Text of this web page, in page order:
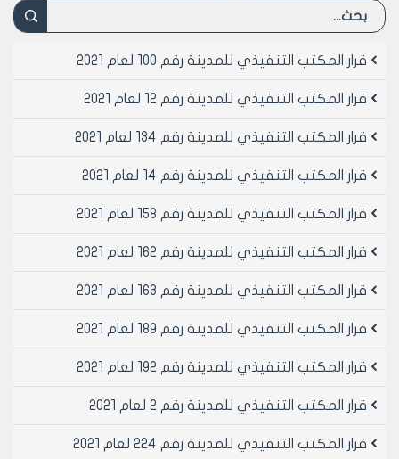
قرار المكتب التنفيذي للمدينة رقم 100 لعام 2021
قرار المكتب التنفيذي للمدينة رقم 12 لعام 2021
قرار المكتب التنفيذي للمدينة رقم 134 لعام 2021
قرار المكتب التنفيذي للمدينة رقم 14 لعام 2021
قرار المكتب التنفيذي للمدينة رقم 158 لعام 2021
قرار المكتب التنفيذي للمدينة رقم 162 لعام 2021
قرار المكتب التنفيذي للمدينة رقم 163 لعام 2021
قرار المكتب التنفيذي للمدينة رقم 189 لعام 2021
قرار المكتب التنفيذي للمدينة رقم 192 لعام 2021
قرار المكتب التنفيذي للمدينة رقم 2 لعام 2021
قرار المكتب التنفيذي للمدينة رقم 224 لعام 2021